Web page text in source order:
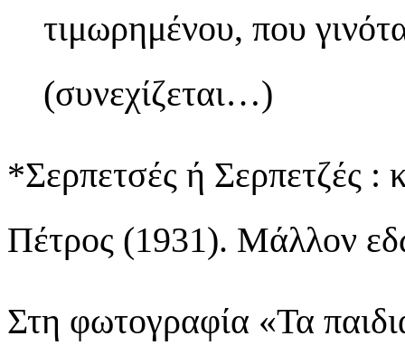
τιμωρημένου, που
(συνεχίζεται…)
*Σερπετσές ή Σερπετζές
Πέτρος (1931). Μάλλον
Στη φωτογραφία «Τα